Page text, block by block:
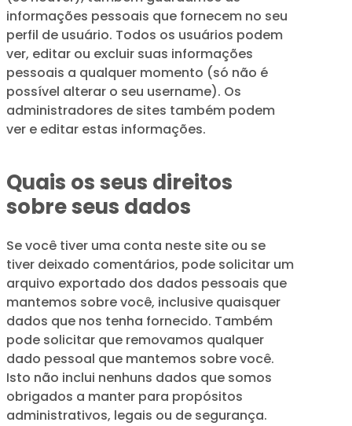
informações pessoais que fornecem no seu
perfil de usuário. Todos os usuários podem
ver, editar ou excluir suas informações
pessoais a qualquer momento (só não é
possível alterar o seu username). Os
administradores de sites também podem
ver e editar estas informações.
Quais os seus direitos
sobre seus dados
Se você tiver uma conta neste site ou se
tiver deixado comentários, pode solicitar um
arquivo exportado dos dados pessoais que
mantemos sobre você, inclusive quaisquer
dados que nos tenha fornecido. Também
pode solicitar que removamos qualquer
dado pessoal que mantemos sobre você.
Isto não inclui nenhuns dados que somos
obrigados a manter para propósitos
administrativos, legais ou de segurança.